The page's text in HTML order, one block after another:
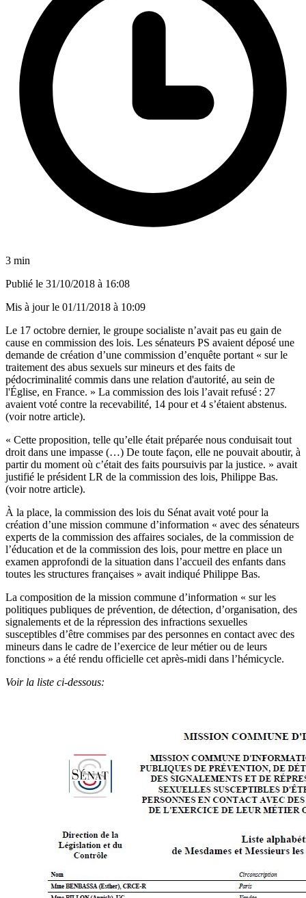
3 min
Publié le 31/10/2018 à 16:08
Mis à jour le 01/11/2018 à 10:09
Le 17 octobre dernier, le groupe socialiste n’avait pas eu gain de
cause en commission des lois. Les sénateurs PS avaient déposé une
demande de création d’une commission d’enquête portant « sur le
traitement des abus sexuels sur mineurs et des faits de
pédocriminalité commis dans une relation d'autorité, au sein de
l'Église, en France. » La commission des lois l’avait refusé : 27
avaient voté contre la recevabilité, 14 pour et 4 s’étaient abstenus.
(voir notre article).
« Cette proposition, telle qu’elle était préparée nous conduisait tout
droit dans une impasse (…) De toute façon, elle ne pouvait aboutir, à
partir du moment où c’était des faits poursuivis par la justice. » avait
justifié le président LR de la commission des lois, Philippe Bas.
(voirnotre article).
À la place, la commission des lois du Sénat avait voté pour la
création d’une mission commune d’information « avec des sénateurs
experts de la commission des affaires sociales, de la commission de
l’éducation et de la commission des lois, pour mettre en place un
examen approfondi de la situation dans l’accueil des enfants dans
toutes les structures françaises » avait indiqué Philippe Bas.
La composition de la mission commune d’information « sur les
politiques publiques de prévention, de détection, d’organisation, des
signalements et de la répression des infractions sexuelles
susceptibles d’être commises par des personnes en contact avec des
mineurs dans le cadre de l’exercice de leur métier ou de leurs
fonctions » a été rendu officielle cet après-midi dans l’hémicycle.
Voir la liste ci-dessous: